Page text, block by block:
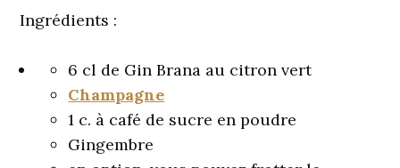
Ingrédients :
6 cl de Gin Brana au citron vert
Champagne
1 c. à café de sucre en poudre
Gingembre